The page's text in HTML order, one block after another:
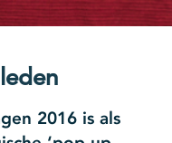
2016 is als